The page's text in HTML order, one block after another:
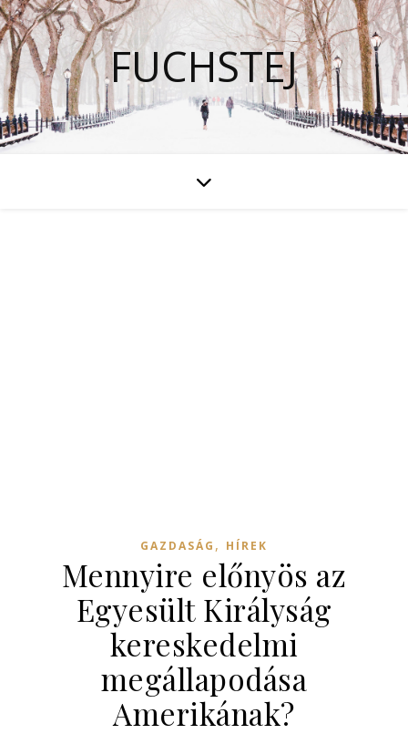
FUCHSTEJ
GAZDASÁG , HÍREK
Mennyire előnyös az
Egyesült Királyság
kereskedelmi
megállapodása
Amerikának?